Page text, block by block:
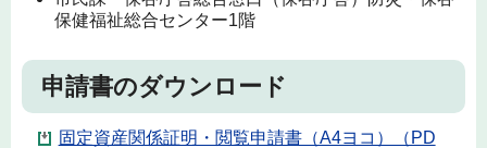
保健福祉総合センター1階
申請書のダウンロード
固定資産関係証明・閲覧申請書（A4ヨコ）（PD